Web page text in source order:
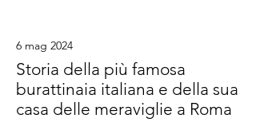
6 mag 2024
Storia della più famosa
burattinaia italiana e della sua
casa delle meraviglie a Roma